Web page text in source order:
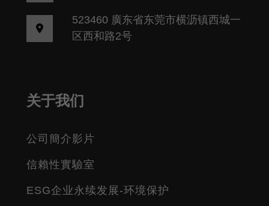
523460 廣东省东莞市横沥镇西城一
区西和路2号
关于我们
公司簡介影片
信賴性實驗室
ESG企业永续发展-环境保护